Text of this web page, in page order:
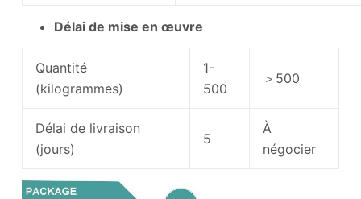
Délai de mise en œuvre
Quantité
(kilogrammes)
1-
500
＞500
Délai de livraison
(jours)
5
À
négocier